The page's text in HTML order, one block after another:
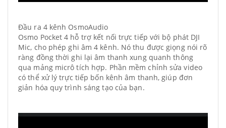
Đầu ra 4 kênh OsmoAudio
Osmo Pocket 4 hỗ trợ kết nối trực tiếp với bộ phát DJI
Mic, cho phép ghi âm 4 kênh. Nó thu được giọng nói rõ
ràng đồng thời ghi lại âm thanh xung quanh thông
qua mảng micrô tích hợp. Phần mềm chỉnh sửa video
có thể xử lý trực tiếp bốn kênh âm thanh, giúp đơn
giản hóa quy trình sáng tạo của bạn.